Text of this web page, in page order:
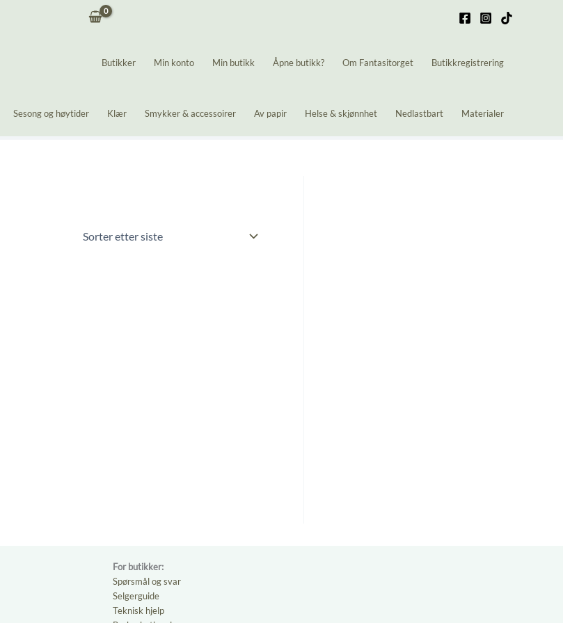
Butikker Min konto Min butikk Åpne butikk? Om Fantasitorget Butikkregistrering
Sesong og høytider Klær Smykker & accessoirer Av papir Helse & skjønnhet Nedlastbart Materialer
For butikker:
Spørsmål og svar
Selgerguide
Teknisk hjelp